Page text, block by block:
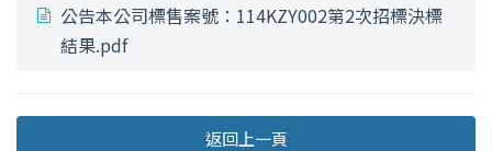
公告本公司標售案號：114KZY002第2次招標決標
結果.pdf
返回上一頁